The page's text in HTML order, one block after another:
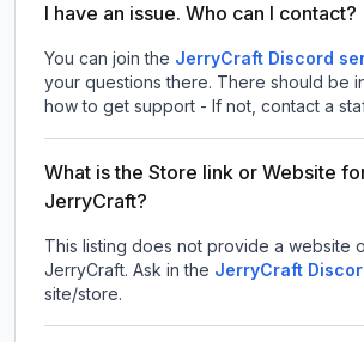
I have an issue. Who can I contact?
You can join the JerryCraft Discord
your questions there. There should be
how to get support - If not, contact a
What is the Store link or Website
JerryCraft?
This listing does not provide a website
JerryCraft. Ask in the JerryCraft
site/store.